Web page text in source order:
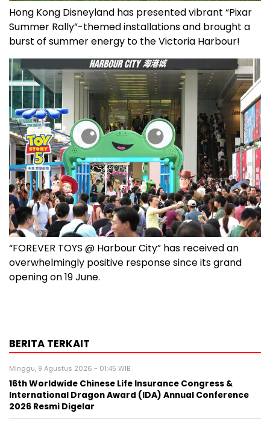
Hong Kong Disneyland has presented vibrant “Pixar
Summer Rally”-themed installations and brought a
burst of summer energy to the Victoria Harbour!
“FOREVER TOYS @ Harbour City” has received an
overwhelmingly positive response since its grand
opening on 19 June.
BERITA TERKAIT
Minggu, 9 Agustus 2026 - 01:45 WIB
16th Worldwide Chinese Life Insurance Congress &
International Dragon Award (IDA) Annual Conference
2026 Resmi Digelar